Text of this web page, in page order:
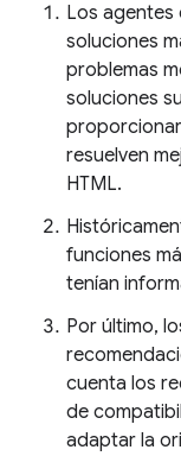
Los agentes
soluciones
problemas
soluciones
resuelven
HTML.
funciones
tenían
Por último,
cuenta los
de
adaptar la